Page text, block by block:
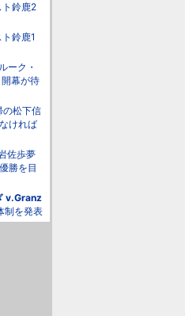
ト鈴鹿2
鈴鹿1
ーク・
幕が待
の松下信
ければ
佐歩夢
勝を目
v.Granz
制を発表